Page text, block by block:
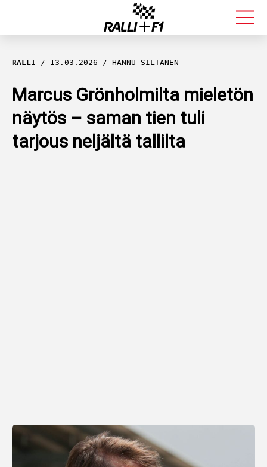
FORMULA 1
RALLI
KALLE ROVANPERÄ
VALTTERI BOTTAS
RALLI 13.03.2026 HANNU SILTANEN
Marcus Grönholmilta mieletön
näytös – saman tien tuli
tarjous neljältä tallilta